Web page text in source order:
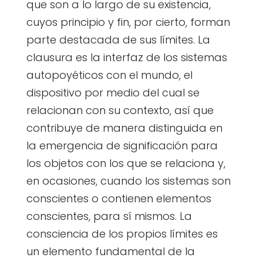
que son a lo largo de su existencia,
cuyos principio y fin, por cierto, forman
parte destacada de sus límites. La
clausura es la interfaz de los sistemas
autopoyéticos con el mundo, el
dispositivo por medio del cual se
relacionan con su contexto, así que
contribuye de manera distinguida en
la emergencia de significación para
los objetos con los que se relaciona y,
en ocasiones, cuando los sistemas son
conscientes o contienen elementos
conscientes, para sí mismos. La
consciencia de los propios límites es
un elemento fundamental de la